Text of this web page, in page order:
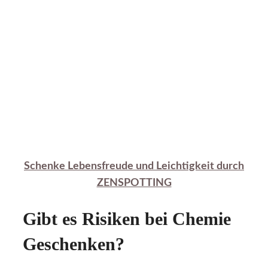
Schenke Lebensfreude und Leichtigkeit durch
ZENSPOTTING
Gibt es Risiken bei Chemie
Geschenken?